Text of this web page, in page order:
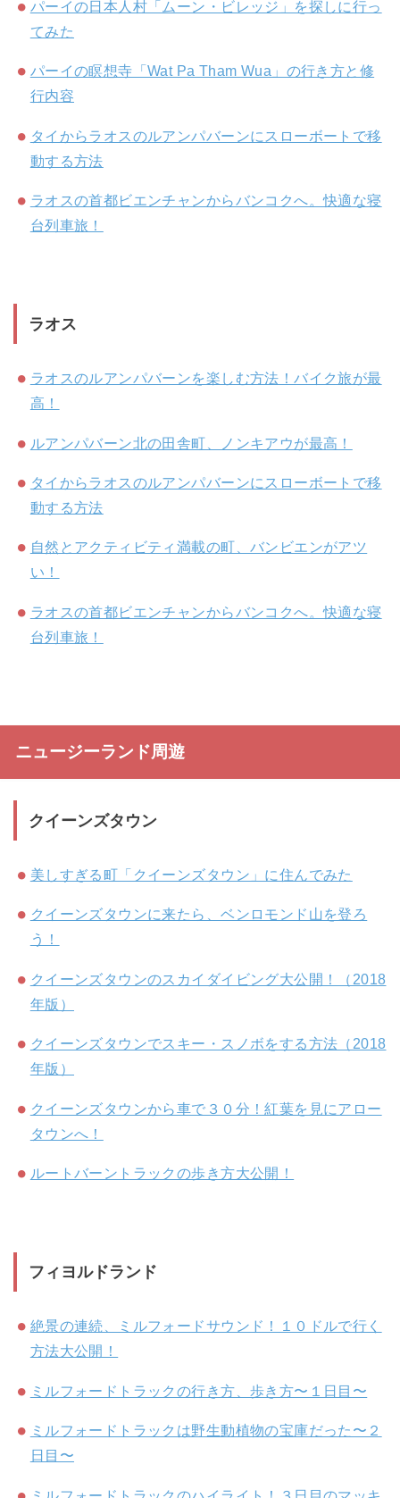
パーイの日本人村「ムーン・ビレッジ」を探しに行っ
てみた
パーイの瞑想寺「Wat Pa Tham Wua」の行き方と修
行内容
タイからラオスのルアンパバーンにスローボートで移
動する方法
ラオスの首都ビエンチャンからバンコクへ。快適な寝
台列車旅！
ラオス
ラオスのルアンパバーンを楽しむ方法！バイク旅が最
高！
ルアンパバーン北の田舎町、ノンキアウが最高！
タイからラオスのルアンパバーンにスローボートで移
動する方法
自然とアクティビティ満載の町、バンビエンがアツ
い！
ラオスの首都ビエンチャンからバンコクへ。快適な寝
台列車旅！
ニュージーランド周遊
クイーンズタウン
美しすぎる町「クイーンズタウン」に住んでみた
クイーンズタウンに来たら、ベンロモンド山を登ろ
う！
クイーンズタウンのスカイダイビング大公開！（2018
年版）
クイーンズタウンでスキー・スノボをする方法（2018
年版）
クイーンズタウンから車で３０分！紅葉を見にアロー
タウンへ！
ルートバーントラックの歩き方大公開！
フィヨルドランド
絶景の連続、ミルフォードサウンド！１０ドルで行く
方法大公開！
ミルフォードトラックの行き方、歩き方〜１日目〜
ミルフォードトラックは野生動植物の宝庫だった〜２
日目〜